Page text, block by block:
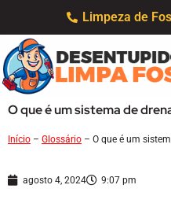
Limpeza de
O que é um sistema de
Início – Glossário – O que é um
agosto 4, 2024 9:07 pm